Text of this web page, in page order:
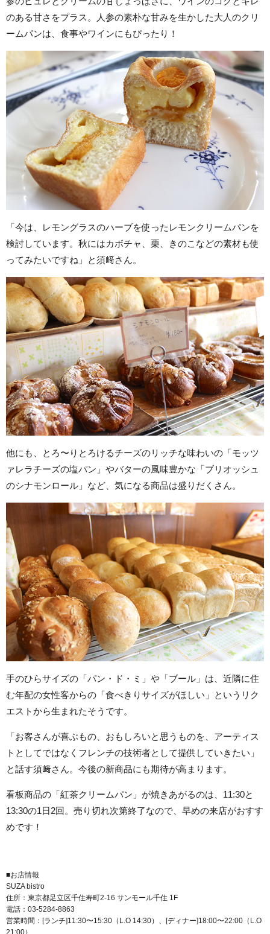
のある甘さをプラス。人参の素朴な甘みを生かした大人のクリ
ームパンは、食事やワインにもぴったり！
「今は、レモングラスのハーブを使ったレモンクリームパンを
検討しています。秋にはカボチャ、栗、きのこなどの素材も使
ってみたいですね」と須﨑さん。
他にも、とろ〜りとろけるチーズのリッチな味わいの「モッツ
ァレラチーズの塩パン」やバターの風味豊かな「ブリオッシュ
のシナモンロール」など、気になる商品は盛りだくさん。
手のひらサイズの「パン・ド・ミ」や「ブール」は、近隣に住
む年配の女性客からの「食べきりサイズがほしい」というリク
エストから生まれたそうです。
「お客さんが喜ぶもの、おもしろいと思うものを、アーティス
トとしてではなくフレンチの技術者として提供していきたい」
と話す須﨑さん。今後の新商品にも期待が高まります。
看板商品の「紅茶クリームパン」が焼きあがるのは、11:30と
13:30の1日2回。売り切れ次第終了なので、早めの来店がおすす
めです！
■お店情報
SUZA bistro
住所：東京都足立区千住寿町2-16 サンモール千住 1F
電話：03-5284-8863
営業時間：[ランチ]11:30〜15:30（L.O 14:30）、[ディナー]18:00〜22:00（L.O